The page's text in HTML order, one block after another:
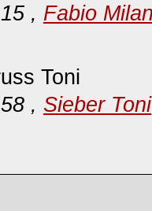
, Fabio
Toni
, Sieber Toni